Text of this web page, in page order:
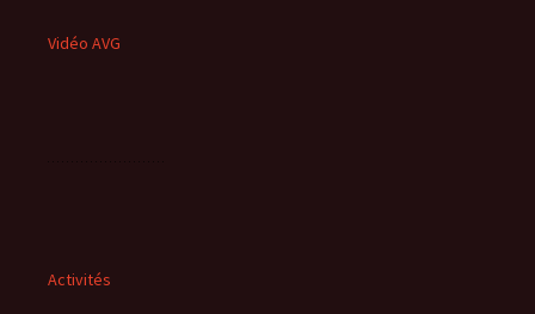
Vidéo AVG
Activités